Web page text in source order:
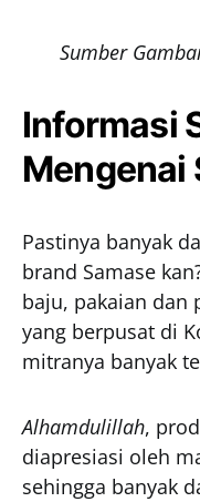
Sumber
Informasi
Mengenai
Pastinya banyak
brand Samase
baju, pakaian dan
yang berpusat di
mitranya banyak
Alhamdulillah,
diapresiasi oleh
sehingga banyak